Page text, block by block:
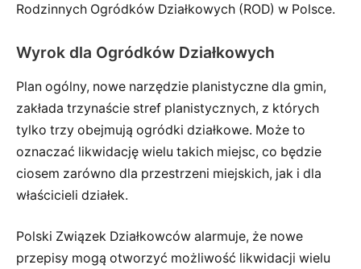
Rodzinnych Ogródków Działkowych (ROD) w Polsce.
Wyrok dla Ogródków Działkowych
Plan ogólny, nowe narzędzie planistyczne dla gmin,
zakłada trzynaście stref planistycznych, z których
tylko trzy obejmują ogródki działkowe. Może to
oznaczać likwidację wielu takich miejsc, co będzie
ciosem zarówno dla przestrzeni miejskich, jak i dla
właścicieli działek.
Polski Związek Działkowców alarmuje, że nowe
przepisy mogą otworzyć możliwość likwidacji wielu